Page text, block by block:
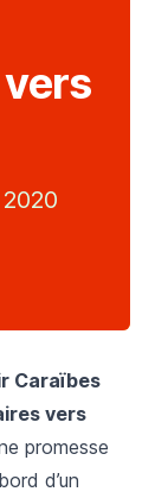
Caraïbes
vers
promesse
d’un